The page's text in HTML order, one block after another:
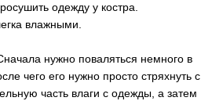
одежду у костра.
влажными.
нужно поваляться немного в
чего его нужно просто стряхнуть с
часть влаги с одежды, а затем